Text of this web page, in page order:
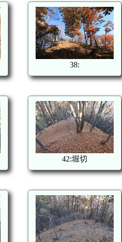
38:
42:堀切